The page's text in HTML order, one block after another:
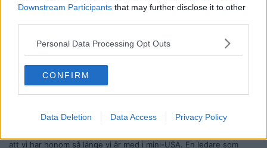
Downstream Participants that may further disclose it to other
Personal Data Processing Opt Outs
CONFIRM
Data Deletion Data Access Privacy Policy
Reg: Okt 2017
2026-03-29, 10:33 #
Medlem
att vi har honom så länge vi är med i mini-USA. En ledare som